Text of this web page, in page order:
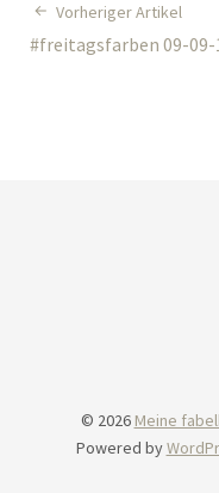
Vorheriger Artikel
#freitagsfarben 09-09-
© 2026 Meine
Powered by